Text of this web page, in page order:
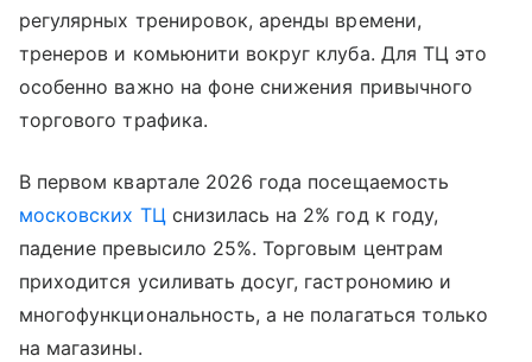
регулярных тренировок, аренды времени,
тренеров и комьюнити вокруг клуба. Для ТЦ это
особенно важно на фоне снижения привычного
торгового трафика.
В первом квартале 2026 года посещаемость
московских ТЦ снизилась на 2% год к году,
падение превысило 25%. Торговым центрам
приходится усиливать досуг, гастрономию и
многофункциональность, а не полагаться только
на магазины.